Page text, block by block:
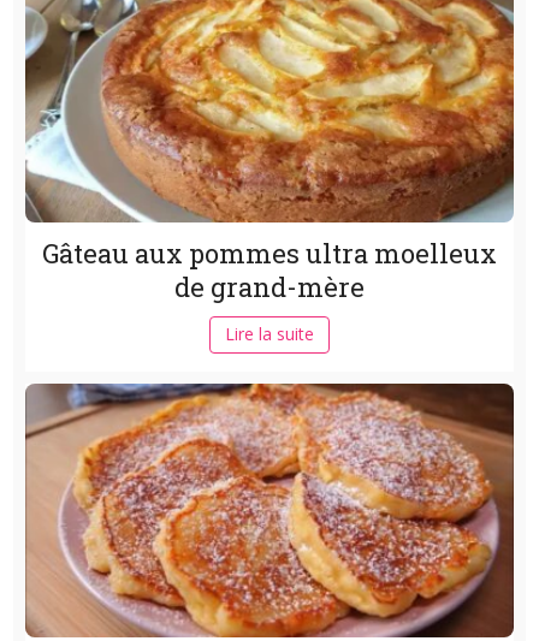
Gâteau aux pommes ultra moelleux
de grand-mère
Lire la suite